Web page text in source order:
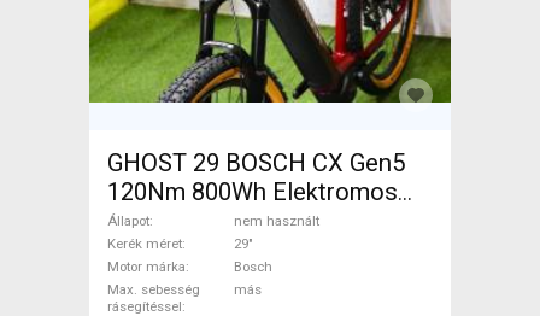
GHOST 29 BOSCH CX Gen5
120Nm 800Wh Elektromos
Mountain Bike 29" elöl
teleszkópos Bosch nem
használt ELADÓ
Állapot
nem használt
Kerék méret
29"
Motor márka
Bosch
Max. sebesség
rásegítéssel
más